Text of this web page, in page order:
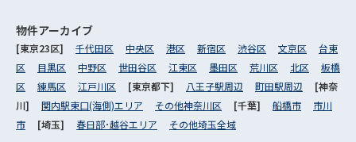
物件アーカイブ
[東京23区] 千代田区 中央区 港区 新宿区 渋谷区 文京区
台東
区
目黒区 中野区 世田谷区 江東区 墨田区 荒川区 北区
板橋
区
練馬区 江戸川区 [東京都下] 八王子駅周辺 町田駅周辺
[神奈
川] 関内駅東口(海側)エリア その他神奈川区 [千葉] 船橋市
市川
市
[埼玉] 春日部･越谷エリア その他埼玉全域